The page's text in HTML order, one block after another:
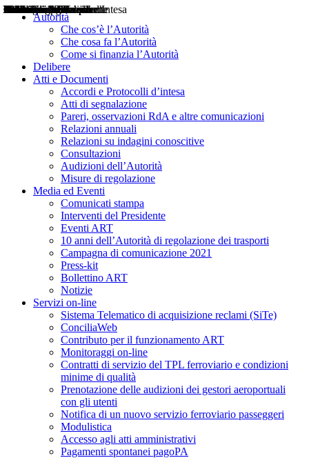
Autorità
Che cos’è l’Autorità
Che cosa fa l’Autorità
Come si finanzia l’Autorità
Delibere
Atti e Documenti
Accordi e Protocolli d’intesa
Atti di segnalazione
Pareri, osservazioni RdA e altre comunicazioni
Relazioni annuali
Relazioni su indagini conoscitive
Consultazioni
Audizioni dell’Autorità
Misure di regolazione
Media ed Eventi
Comunicati stampa
Interventi del Presidente
Eventi ART
10 anni dell’Autorità di regolazione dei trasporti
Campagna di comunicazione 2021
Press-kit
Bollettino ART
Notizie
Servizi on-line
Sistema Telematico di acquisizione reclami (SiTe)
ConciliaWeb
Contributo per il funzionamento ART
Monitoraggi on-line
Contratti di servizio del TPL ferroviario e condizioni
minime di qualità
Prenotazione delle audizioni dei gestori aeroportuali
con gli utenti
Notifica di un nuovo servizio ferroviario passeggeri
Modulistica
Accesso agli atti amministrativi
Pagamenti spontanei pagoPA
Delibere
Pareri
Consultazioni
Audizioni
Atti di Segnalazione
Accordi e Protocolli d'Intesa
Relazioni annuali
Misure di regolazione
Notizie
Comunicati Stampa
Bollettini ART
Convegni ART
Interviste del Presidente
Articoli in primo piano
Interventi del Presidente
2004
2005
2010
2013
2014
2015
2016
2017
2018
2019
202
2020
2021
2022
2023
2024
2025
2026
Aereo
Marittimo
Terrestre